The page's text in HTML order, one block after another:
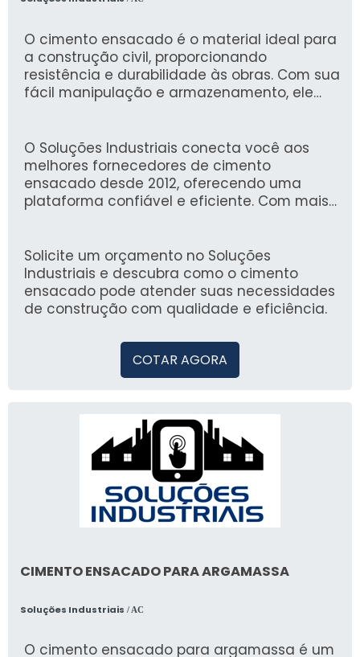
O cimento ensacado é o material ideal para
a construção civil, proporcionando
resistência e durabilidade às obras. Com sua
fácil manipulação e armazenamento, ele
grandes construções.
O Soluções Industriais conecta você aos
melhores fornecedores de cimento
ensacado desde 2012, oferecendo uma
plataforma confiável e eficiente. Com mais
melhores opções no mercado.
Solicite um orçamento no Soluções
Industriais e descubra como o cimento
ensacado pode atender suas necessidades
de construção com qualidade e eficiência.
COTAR AGORA
CIMENTO ENSACADO PARA ARGAMASSA
Soluções Industriais / AC
O cimento ensacado para argamassa é um